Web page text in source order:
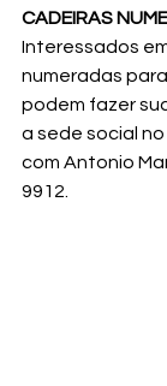
CADEIRAS
Interessados
numeradas
podem fazer
a sede social no
com Antonio
9912.